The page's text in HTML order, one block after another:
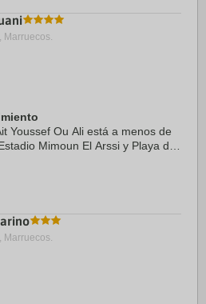
Marruecos.
Youssef Ou Ali está a menos de
Mimoun El Arssi y Playa de
de ...
Marruecos.